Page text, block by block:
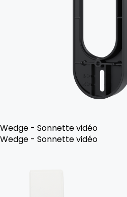
Wedge - Sonnette vidéo
Wedge - Sonnette vidéo